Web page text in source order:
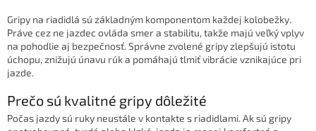
l
á
d
a
e
p
r
Gripy na riadidlá sú základným komponentom každej kolobežky.
Práve cez ne jazdec ovláda smer a stabilitu, takže majú veľký vplyv
na pohodlie aj bezpečnosť. Správne zvolené gripy zlepšujú istotu
úchopu, znižujú únavu rúk a pomáhajú tlmiť vibrácie vznikajúce pri
jazde.
Prečo sú kvalitné gripy dôležité
Počas jazdy sú ruky neustále v kontakte s riadidlami. Ak sú gripy